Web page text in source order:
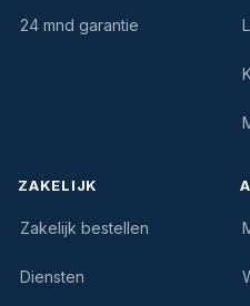
24 mnd garantie
ZAKELIJK
Zakelijk bestellen
Diensten